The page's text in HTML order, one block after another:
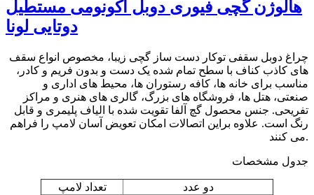
هالوژن گچی فیوری دوبل اکونومی مستطیل
دوتایی لونا
چراغ دوبل سقفی توکار دست ساز گچی زیبا، مخصوص انواع سقف
های کاذب کناف با سطح تمام شده یک دست و بدون فریم و کادر،
مناسب برای خانه ها، کافه رستوران ها، محیط های اداری و
صنعتی، هتل ها، فروشگاه های بزرگ، گالری های هنری و مراکز
تفریحی. جنس محصول گچ آلفا تقویت شده با الیاف پلیمری و قابل
رنگ است. علاوه براین اتصالات امکان تعویض آسان لامپ را فراهم
می کنند.
جدول مشخصات
تعداد لامپ
دو عدد